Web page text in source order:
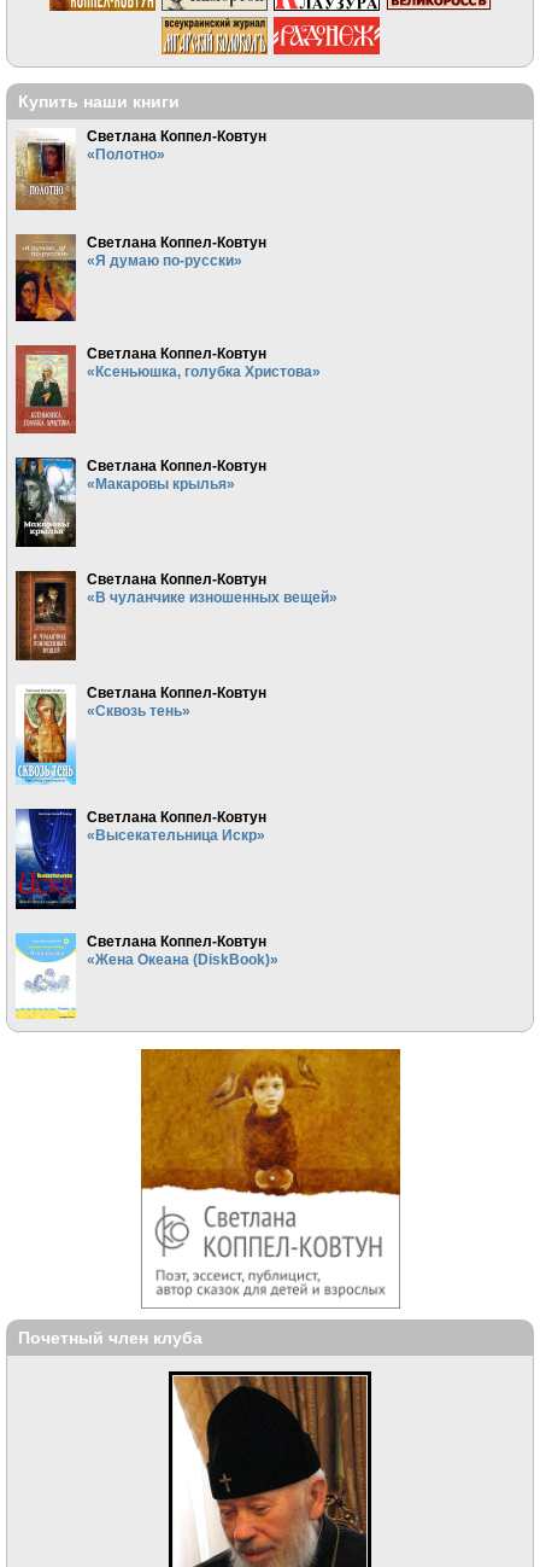
Купить наши книги
Светлана Коппел-Ковтун
«Полотно»
Светлана Коппел-Ковтун
«Я думаю по-русски»
Светлана Коппел-Ковтун
«Ксеньюшка, голубка Христова»
Светлана Коппел-Ковтун
«Макаровы крылья»
Светлана Коппел-Ковтун
«В чуланчике изношенных вещей»
Светлана Коппел-Ковтун
«Сквозь тень»
Светлана Коппел-Ковтун
«Высекательница Искр»
Светлана Коппел-Ковтун
«Жена Океана (DiskBook)»
Почетный член клуба